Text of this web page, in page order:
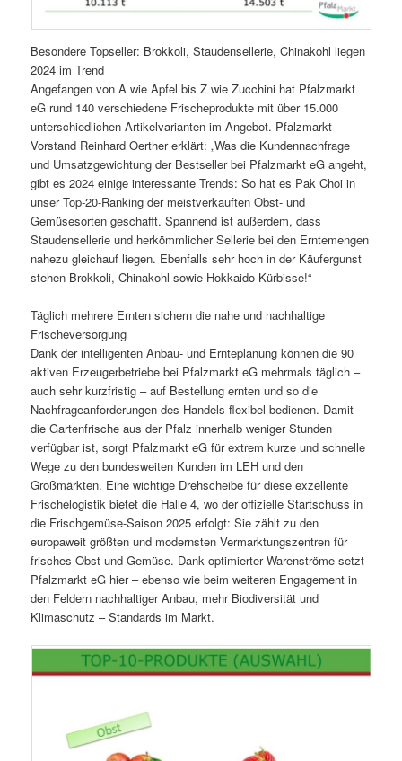
Besondere Topseller: Brokkoli, Staudensellerie, Chinakohl liegen
2024 im Trend
Angefangen von A wie Apfel bis Z wie Zucchini hat Pfalzmarkt
eG rund 140 verschiedene Frischeprodukte mit über 15.000
unterschiedlichen Artikelvarianten im Angebot. Pfalzmarkt-
Vorstand Reinhard Oerther erklärt: „Was die Kundennachfrage
und Umsatzgewichtung der Bestseller bei Pfalzmarkt eG angeht,
gibt es 2024 einige interessante Trends: So hat es Pak Choi in
unser Top-20-Ranking der meistverkauften Obst- und
Gemüsesorten geschafft. Spannend ist außerdem, dass
Staudensellerie und herkömmlicher Sellerie bei den Erntemengen
nahezu gleichauf liegen. Ebenfalls sehr hoch in der Käufergunst
stehen Brokkoli, Chinakohl sowie Hokkaido-Kürbisse!“
Täglich mehrere Ernten sichern die nahe und nachhaltige
Frischeversorgung
Dank der intelligenten Anbau- und Ernteplanung können die 90
aktiven Erzeugerbetriebe bei Pfalzmarkt eG mehrmals täglich –
auch sehr kurzfristig – auf Bestellung ernten und so die
Nachfrageanforderungen des Handels flexibel bedienen. Damit
die Gartenfrische aus der Pfalz innerhalb weniger Stunden
verfügbar ist, sorgt Pfalzmarkt eG für extrem kurze und schnelle
Wege zu den bundesweiten Kunden im LEH und den
Großmärkten. Eine wichtige Drehscheibe für diese exzellente
Frischelogistik bietet die Halle 4, wo der offizielle Startschuss in
die Frischgemüse-Saison 2025 erfolgt: Sie zählt zu den
europaweit größten und modernsten Vermarktungszentren für
frisches Obst und Gemüse. Dank optimierter Warenströme setzt
Pfalzmarkt eG hier – ebenso wie beim weiteren Engagement in
den Feldern nachhaltiger Anbau, mehr Biodiversität und
Klimaschutz – Standards im Markt.